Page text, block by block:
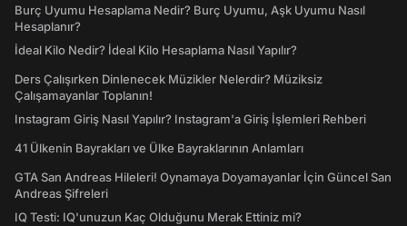
Burç Uyumu Hesaplama Nedir? Burç Uyumu, Aşk Uyumu Nasıl
Hesaplanır?
İdeal Kilo Nedir? İdeal Kilo Hesaplama Nasıl Yapılır?
Ders Çalışırken Dinlenecek Müzikler Nelerdir? Müziksiz
Çalışamayanlar Toplanın!
Instagram Giriş Nasıl Yapılır? Instagram'a Giriş İşlemleri Rehberi
41 Ülkenin Bayrakları ve Ülke Bayraklarının Anlamları
GTA San Andreas Hileleri! Oynamaya Doyamayanlar İçin Güncel San
Andreas Şifreleri
IQ Testi: IQ'unuzun Kaç Olduğunu Merak Ettiniz mi?